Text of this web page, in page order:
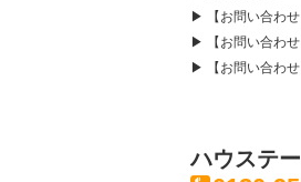
▶ 【お問い合わ
▶ 【お問い合わ
▶ 【お問い合わ
ハウステ